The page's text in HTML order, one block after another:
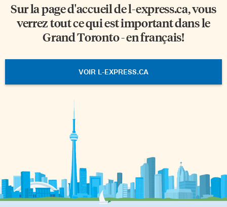
Sur la page d'accueil del-express.ca, vous
verrez tout ce qui est important dans le
Grand Toronto - en français!
VOIR L-EXPRESS.CA